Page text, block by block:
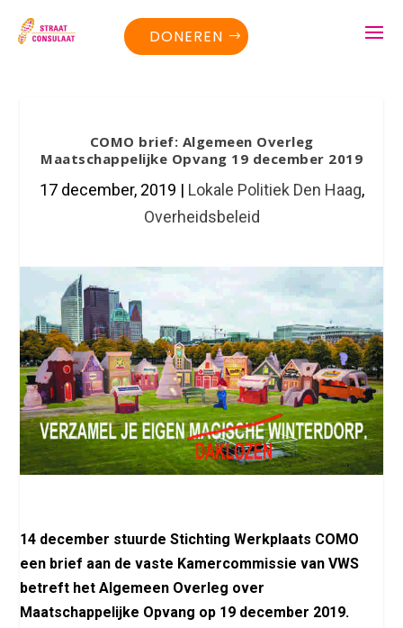
DONEREN
COMO brief: Algemeen Overleg
Maatschappelijke Opvang 19 december 2019
17 december, 2019 | Lokale Politiek Den Haag,
Overheidsbeleid
14 december stuurde Stichting Werkplaats COMO
een brief aan de vaste Kamercommissie van VWS
betreft het Algemeen Overleg over
Maatschappelijke Opvang op 19 december 2019.